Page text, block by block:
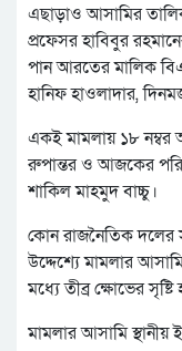
এছাড়াও আসামির
প্রফেসর হাবিবুর
পান আরতের মালিক
হানিফ হাওলাদার,
একই মামলায় ১৮ নম্বর
রুপান্তর ও আজকের
শাকিল মাহমুদ বাচ্চু।
কোন রাজনৈতিক দলের
উদ্দেশ্যে মামলার
মধ্যে তীব্র ক্ষোভের সৃষ্টি
মামলার আসামি